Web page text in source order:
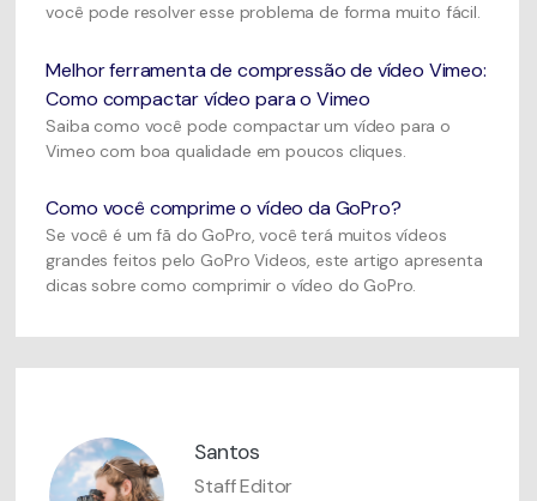
você pode resolver esse problema de forma muito fácil.
Melhor ferramenta de compressão de vídeo Vimeo:
Como compactar vídeo para o Vimeo
Saiba como você pode compactar um vídeo para o
Vimeo com boa qualidade em poucos cliques.
Como você comprime o vídeo da GoPro?
Se você é um fã do GoPro, você terá muitos vídeos
grandes feitos pelo GoPro Videos, este artigo apresenta
dicas sobre como comprimir o vídeo do GoPro.
Santos
Staff Editor